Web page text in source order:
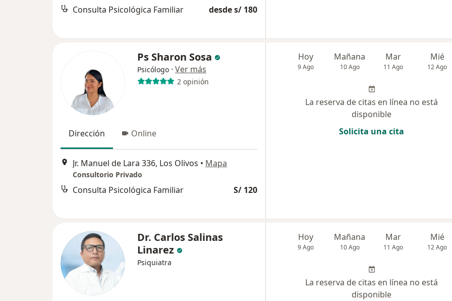
Consulta Psicológica Familiar desde s/ 180
Ps Sharon Sosa
Psicólogo · Ver más
2 opinión
Dirección Online
Jr. Manuel de Lara 336, Los Olivos • Mapa
Consultorio Privado
Consulta Psicológica Familiar S/ 120
Hoy
9 Ago
Mañana
10 Ago
Mar
11 Ago
Mié
12 Ago
La reserva de citas en línea no está
disponible
Solicita una cita
Dr. Carlos Salinas
Linarez
Psiquiatra
Hoy
9 Ago
Mañana
10 Ago
Mar
11 Ago
Mié
12 Ago
La reserva de citas en línea no está
disponible